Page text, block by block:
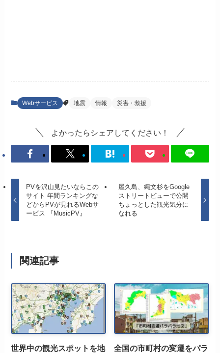
Webサービス 地震 情報 災害・救援
よかったらシェアしてください！
PVを沢山見たいならこの
サイト 年間ランキングな
どからPVが見れるWebサ
ービス 『MusicPV』
屋久島、縄文杉をGoogle
ストリートビューで公開
ちょっとした観光気分に
なれる
関連記事
世界中の観光スポットを地
全国の市町村の変遷をパラ